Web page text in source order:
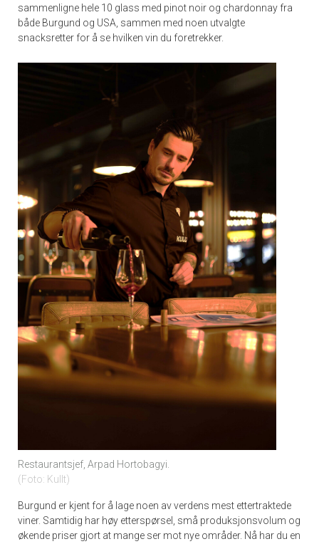
sammenligne hele 10 glass med pinot noir og chardonnay fra
både Burgund og USA, sammen med noen utvalgte
snacksretter for å se hvilken vin du foretrekker.
Restaurantsjef, Arpad Hortobagyi.
Foto: Kullt
Burgund er kjent for å lage noen av verdens mest ettertraktede
viner. Samtidig har høy etterspørsel, små produksjonsvolum og
økende priser gjort at mange ser mot nye områder. Nå har du en